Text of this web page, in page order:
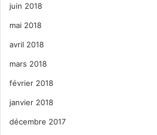
juin 2018
mai 2018
avril 2018
mars 2018
février 2018
janvier 2018
décembre 2017